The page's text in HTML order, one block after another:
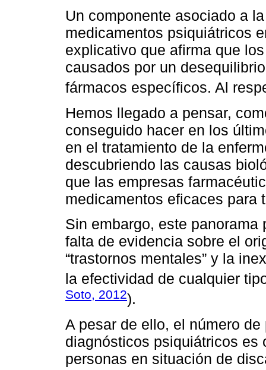
Un componente asociado a
medicamentos psiquiátricos
explicativo que afirma que
causados por un
fármacos específicos. Al
Hemos llegado a pensar,
conseguido hacer en los
en el tratamiento de la
descubriendo las causas
que las empresas
medicamentos eficaces para
Sin embargo, este
falta de evidencia sobre el
“trastornos mentales” y la
la efectividad de cualquier
Soto, 2012).
A pesar de ello, el número
diagnósticos psiquiátricos es
personas en situación de